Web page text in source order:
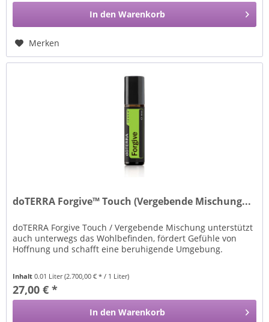
In den Warenkorb
Merken
doTERRA Forgive™ Touch (Vergebende Mischung...
doTERRA Forgive Touch / Vergebende Mischung unterstützt
auch unterwegs das Wohlbefinden, fördert Gefühle von
Hoffnung und schafft eine beruhigende Umgebung.
Inhalt0.01 Liter(2.700,00 € * / 1 Liter)
27,00 € *
In den Warenkorb